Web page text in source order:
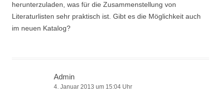
herunterzuladen, was für die Zusammenstellung von
Literaturlisten sehr praktisch ist. Gibt es die Möglichkeit auch
im neuen Katalog?
Admin
4. Januar 2013 um 15:04 Uhr